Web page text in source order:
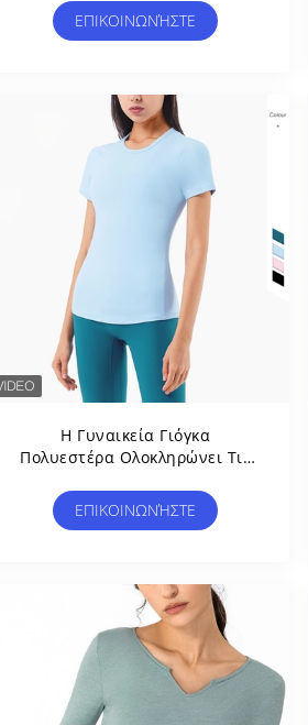
Χαλαρών Κοντών Μανικιών
Γυναικών Μπλουζών
ΕΠΙΚΟΙΝΩΝΉΣΤΕ
Η Γυναικεία Γιόγκα
Πολυεστέρα Ολοκληρώνει Τις
Μανικιών Συναισθήματος
Λεπτές Κοντές
ΕΠΙΚΟΙΝΩΝΉΣΤΕ